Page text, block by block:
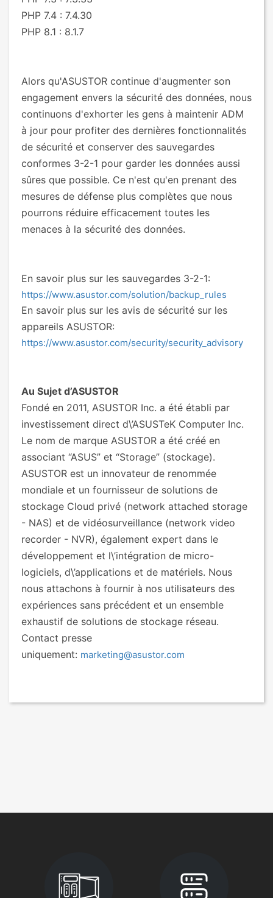
PHP 7.4 : 7.4.30
PHP 8.1 : 8.1.7
Alors qu'ASUSTOR continue d'augmenter son
engagement envers la sécurité des données, nous
continuons d'exhorter les gens à maintenir ADM
à jour pour profiter des dernières fonctionnalités
de sécurité et conserver des sauvegardes
conformes 3-2-1 pour garder les données aussi
sûres que possible. Ce n'est qu'en prenant des
mesures de défense plus complètes que nous
pourrons réduire efficacement toutes les
menaces à la sécurité des données.
En savoir plus sur les sauvegardes 3-2-1:
https://www.asustor.com/solution/backup_rules
En savoir plus sur les avis de sécurité sur les
appareils ASUSTOR:
https://www.asustor.com/security/security_advisory
Au Sujet d’ASUSTOR
Fondé en 2011, ASUSTOR Inc. a été établi par
investissement direct d\’ASUSTeK Computer Inc.
Le nom de marque ASUSTOR a été créé en
associant “ASUS” et “Storage” (stockage).
ASUSTOR est un innovateur de renommée
mondiale et un fournisseur de solutions de
stockage Cloud privé (network attached storage
- NAS) et de vidéosurveillance (network video
recorder - NVR), également expert dans le
développement et l\’intégration de micro-
logiciels, d\’applications et de matériels. Nous
nous attachons à fournir à nos utilisateurs des
expériences sans précédent et un ensemble
exhaustif de solutions de stockage réseau.
Contact presse
uniquement: marketing@asustor.com